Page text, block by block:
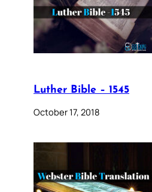
Luther Bible – 1545
October 17, 2018